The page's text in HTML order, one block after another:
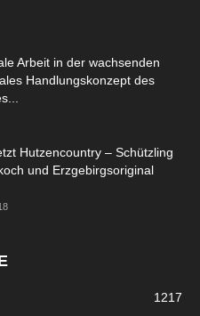
Arbeit in der wachsenden
Handlungskonzept des
Hutzencountry – Schützling
und Erzgebirgsoriginal
1217